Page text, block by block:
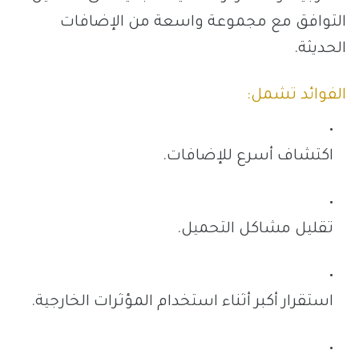
التوافق مع مجموعة واسعة من الإضافات
الحديثة.
الفوائد تشمل:
اكتشاف أسرع للإضافات.
تقليل مشاكل التحميل.
استقرار أكبر أثناء استخدام المؤثرات الخارجية.